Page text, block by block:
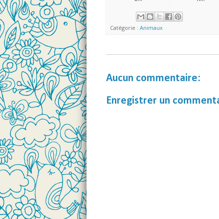
Catégorie : Animaux
Aucun commentaire:
Enregistrer un